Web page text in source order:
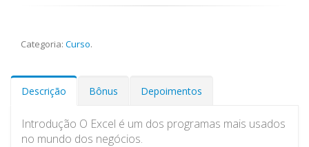
Categoria: Curso.
Descrição Bônus Depoimentos
Introdução O Excel é um dos programas mais usados
no mundo dos negócios.